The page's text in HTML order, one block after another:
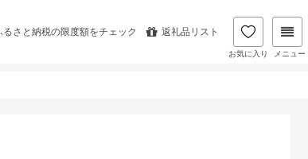
るさと納税の限度額をチェック 返礼品リスト
お気に入り メニュー